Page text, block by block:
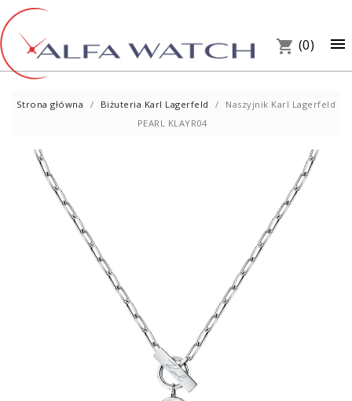

shopping_cart (0)
Strona główna Biżuteria Karl Lagerfeld
Naszyjnik Karl Lagerfeld
PEARL KLAYR04